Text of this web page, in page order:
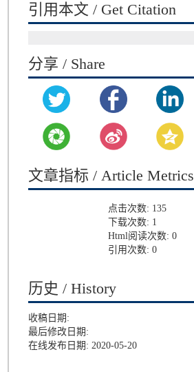
引用本文 / Get Citation
分享 / Share
文章指标 / Article Metrics
点击次数: 135
下载次数: 1
Html阅读次数: 0
引用次数: 0
历史 / History
收稿日期:
最后修改日期:
在线发布日期: 2020-05-20